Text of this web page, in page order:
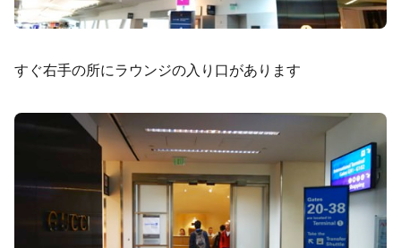
すぐ右手の所にラウンジの入り口があります